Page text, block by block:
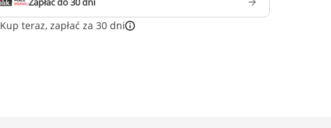
Kup teraz, zapłać za 30 dni